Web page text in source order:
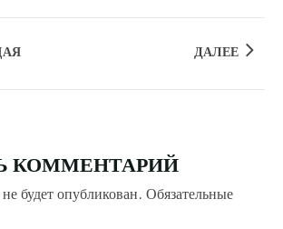
ДАЛЕЕ
КОММЕНТАРИЙ
будет опубликован. Обязательные